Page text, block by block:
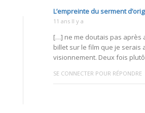
L’empreinte du serment
11 ans Il y a
[…] ne me doutais pas après
billet sur le film que je serais
visionnement. Deux fois
SE CONNECTER POUR RÉPONDRE